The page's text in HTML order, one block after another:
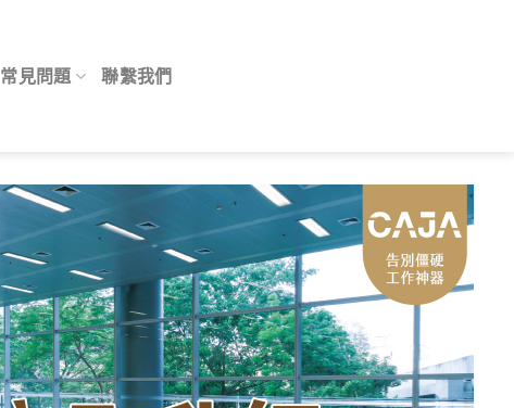
常見問題 聯繫我們